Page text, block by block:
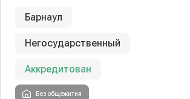
Барнаул
Негосударственный
Аккредитован
Без общежития